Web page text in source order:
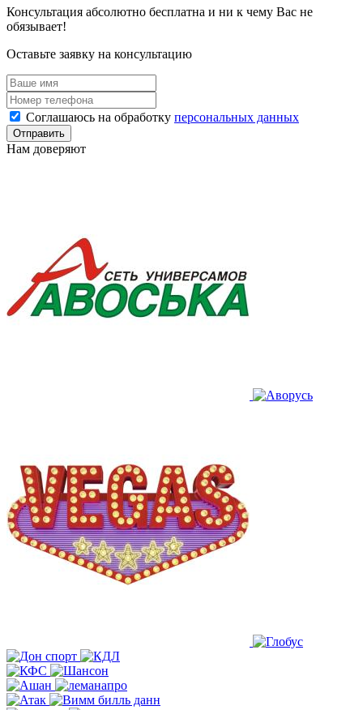
Консультация абсолютно бесплатна и ни к чему Вас не
обязывает!
Оставьте заявку на консультацию
Соглашаюсь на обработку персональных данных
Отправить
Нам доверяют